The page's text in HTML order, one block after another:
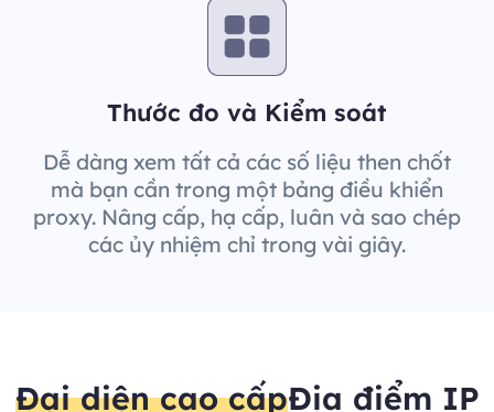
Thước đo và Kiểm soát
Dễ dàng xem tất cả các số liệu then chốt
mà bạn cần trong một bảng điều khiển
proxy. Nâng cấp, hạ cấp, luân và sao chép
các ủy nhiệm chỉ trong vài giây.
Đại diện cao cấpĐịa điểm IP